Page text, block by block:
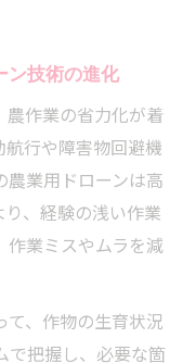
ン技術の進化
農作業の省力化が着
行や障害物回避機
農業用ドローンは高
、経験の浅い作業
作業ミスやムラを減
て、作物の生育状況
で把握し、必要な箇